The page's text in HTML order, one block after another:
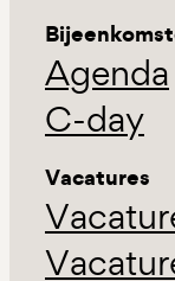
Agenda
C-day
Vacatures